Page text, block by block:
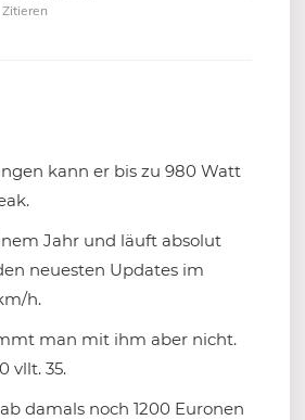
Zitieren
kann er bis zu 980 Watt
Jahr und läuft absolut
neuesten Updates im
h.
man mit ihm aber nicht.
vllt. 35.
damals noch 1200 Euronen